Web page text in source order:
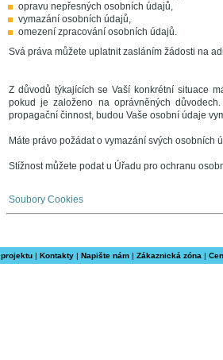
opravu nepřesných osobních údajů,
vymazání osobních údajů,
omezení zpracování osobních údajů.
Svá práva můžete uplatnit zasláním žádosti na
Z důvodů týkajících se Vaší konkrétní situace
pokud je založeno na oprávněných
propagační činnost, budou Vaše osobní údaje
Máte právo požádat o vymazání svých
Stížnost můžete podat u Úřadu pro ochranu
Soubory Cookies
projektu| Kontakty| Napište nám| Zákaznická zóna |